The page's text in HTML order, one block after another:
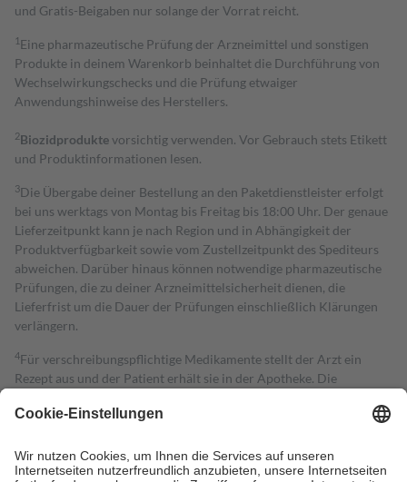
und Gratis-Beigaben nur solange der Vorrat reicht.
1 Eine pharmazeutische Prüfung der Arzneimittel und sonstigen
Produkte in deinem Warenkorb beinhaltet die Durchführung von
Wechselwirkungschecks und die Prüfung etwaiger
Anwendungshinweise des Herstellers.
2Biozidproduktevorsichtig verwenden. Vor Gebrauch stets Etikett
und Produktinformationen lesen.
3Die Übergabe deiner Bestellung an den Paketdienstleister erfolgt
bei uns werktags von Montag bis Freitag bis 18:00 Uhr. Der genaue
Lieferzeitpunkt kann je nach Region und in Abhängigkeit der
Produktverfügbarkeit sowie vom Zustellzeitpunkt des Spediteurs
abweichen. Darüber hinaus können notwendige pharmazeutische
Prüfungen, die zu deiner Arzneimittelsicherheit dienen, die
Lieferfrist um die Dauer der Prüfungen einschließlich Klärungen
verlängern.
4Für verschreibungspflichtige Medikamente stellt der Arzt ein
Rezept aus und der Patient erhält sie in der Apotheke. Die
Kosten dafür, der Versicherte trägt einen Teil davon als Zuzahlung
Grundsätzlich leisten Mitglieder Zuzahlungen in Höhe von zehn
Prozent des Abgabepreises,mindestensjedochfünf Euround